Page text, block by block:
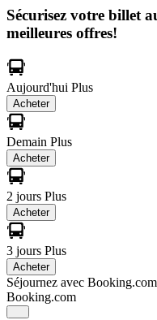
Sécurisez votre billet
meilleures offres!
Aujourd'hui Plus
Acheter
Demain Plus
Acheter
2 jours Plus
Acheter
3 jours Plus
Acheter
Séjournez avec Booking.com
Booking.com